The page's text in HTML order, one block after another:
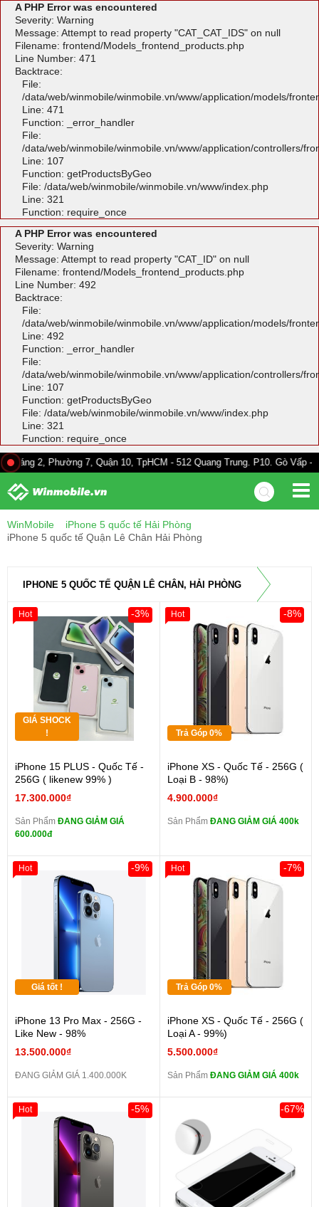
A PHP Error was encountered
Severity: Warning
Message: Attempt to read property "CAT_CAT_IDS" on null
Filename: frontend/Models_frontend_products.php
Line Number: 471
Backtrace:
File:
/data/web/winmobile/winmobile.vn/www/application/models/
Line: 471
Function: _error_handler
File:
/data/web/winmobile/winmobile.vn/www/application/controllers/
Line: 107
Function: getProductsByGeo
File: /data/web/winmobile/winmobile.vn/www/index.php
Line: 321
Function: require_once
A PHP Error was encountered
Severity: Warning
Message: Attempt to read property "CAT_ID" on null
Filename: frontend/Models_frontend_products.php
Line Number: 492
Backtrace:
File:
/data/web/winmobile/winmobile.vn/www/application/models/
Line: 492
Function: _error_handler
File:
/data/web/winmobile/winmobile.vn/www/application/controllers/
Line: 107
Function: getProductsByGeo
File: /data/web/winmobile/winmobile.vn/www/index.php
Line: 321
Function: require_once
7, Quận 10, TpHCM - 512 Quang Trung. P10. Gò Vấp - 528A
WinMobile
iPhone 5 quốc tế Hải Phòng
iPhone 5 quốc tế Quận Lê Chân Hải Phòng
IPHONE 5 QUỐC TẾ QUẬN LÊ CHÂN, HẢI PHÒNG
GIÁ SHOCK
!
iPhone 15 PLUS - Quốc Tế -
256G ( likenew 99% )
17.300.000₫
-3%
Sản Phẩm ĐANG GIẢM GIÁ
600.000đ
Hot
Trả Góp 0%
iPhone XS - Quốc Tế - 256G (
Loại B - 98%)
4.900.000₫
-8%
Sản Phẩm ĐANG GIẢM GIÁ 400k
Hot
Giá tốt !
iPhone 13 Pro Max - 256G -
Like New - 98%
13.500.000₫
-9%
ĐANG GIẢM GIÁ 1.400.000K
Hot
Trả Góp 0%
iPhone XS - Quốc Tế - 256G (
Loại A - 99%)
5.500.000₫
-7%
Sản Phẩm ĐANG GIẢM GIÁ 400k
Hot
-5%
Hot -67%